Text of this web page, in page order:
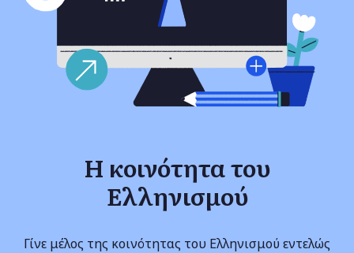
Η κοινότητα του
Ελληνισμού
Γίνε μέλος της κοινότητας του Ελληνισμού εντελώς